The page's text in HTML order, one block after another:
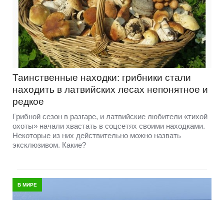
Таинственные находки: грибники стали
находить в латвийских лесах непонятное и
редкое
Грибной сезон в разгаре, и латвийские любители «тихой
охоты» начали хвастать в соцсетях своими находками.
Некоторые из них действительно можно назвать
эксклюзивом. Какие?
В МИРЕ